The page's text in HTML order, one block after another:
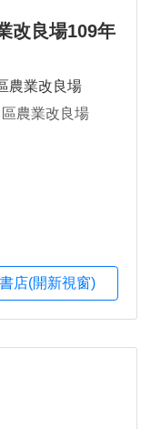
改良場109年
農業改良場
農業改良場
店(開新視窗)